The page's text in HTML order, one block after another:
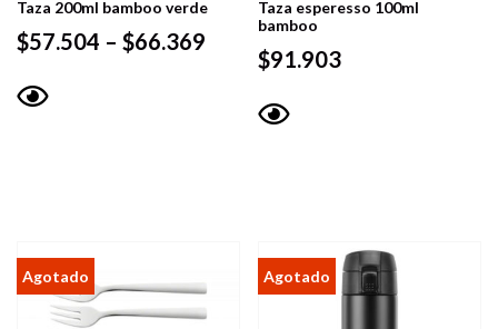
Taza 200ml bamboo verde
$57.504 – $66.369
range:
$57.504
Taza esperesso 100ml
bamboo
$91.903